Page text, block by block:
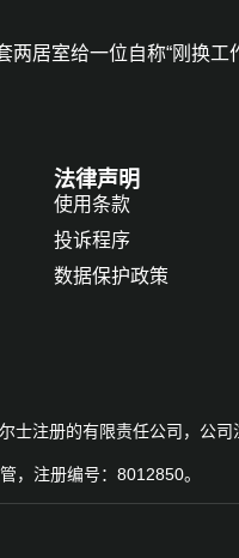
两居室给一位自称“刚换工
法律声明
使用条款
投诉程序
数据保护政策
注册的有限责任公司，公司
，注册编号：8012850。